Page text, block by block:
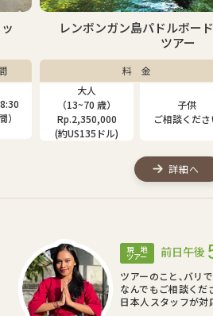
）
レンボンガン島パドルボー
ツアー
料 金
大人
（13~70 歳）
Rp.2,350,000
(約US135ドル)
子供
ご相談くださ
詳細へ
現 地
ツアー 前日午後
ツアーのこと､バリ
なんでもご相談くだ
日本人スタッフが対